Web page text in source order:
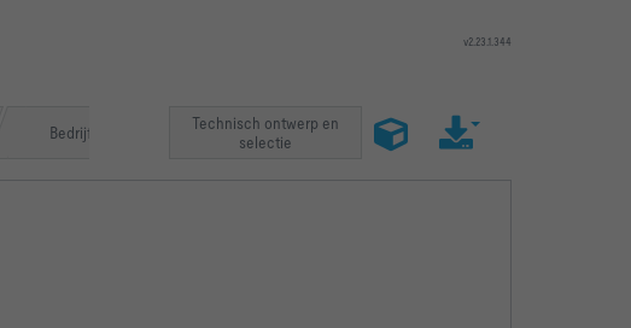
v2.23.1.344
Bedrijfstoestand Bedrijfswaarden
Technisch ontwerp en
selectie